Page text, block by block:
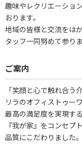
趣味やレクリエーショ
おります。
地域の皆様と交流をは
タッフ一同努めて参りま
ご案内
「笑顔と心で触れ合
リラのオフィストゥー
最高の満足度を実現す
『我が家』をコンセプ
品質にこだわりました。